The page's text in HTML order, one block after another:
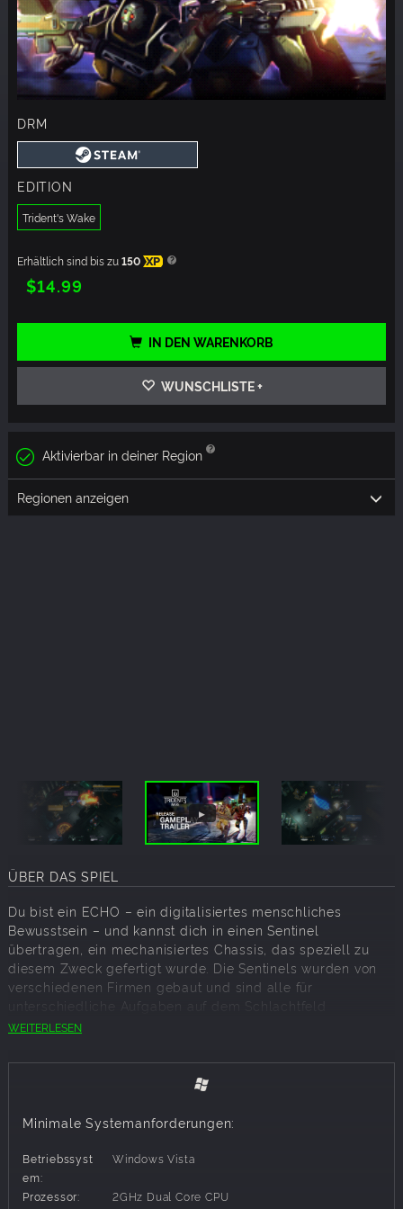
DRM
EDITION
Trident's Wake
Erhältlich sind bis zu150 XP
$14.99
IN DEN WARENKORB
WUNSCHLISTE +
Aktivierbar in deiner Region
Regionen anzeigen
ÜBER DAS SPIEL
Du bist ein ECHO – ein digitalisiertes menschliches
Bewusstsein – und kannst dich in einen Sentinel
übertragen, ein mechanisiertes Chassis, das speziell zu
diesem Zweck gefertigt wurde. Die Sentinels wurden von
verschiedenen Firmen gebaut und sind alle für
unterschiedliche Aufgaben auf dem Schlachtfeld
entwickelt worden.
Und jetzt, da die Trident, das letzte Kolonieschiff der
Menschheit und die letzte Bastion der Hoffnung, von
kannst nur noch du das Überleben der menschlichen
Wähle aus verschiedenen Sentinels, die alle über
einzigartige Fähigkeiten verfügen.
WEITERLESEN
Minimale Systemanforderungen:
Betriebssyst
em:
Windows Vista
Prozessor:
2GHz Dual Core CPU